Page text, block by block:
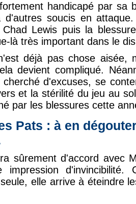
handicapé par sa
soucis en
Lewis puis la
là très important dans le
déjà pas chose aisée,
devient compliqué.
cherché d'excuses, se
et la stérilité du jeu au
par les blessures cette
Pats : à en
sûrement d'accord avec
impression d'invincibilité.
elle arrive à éteindre